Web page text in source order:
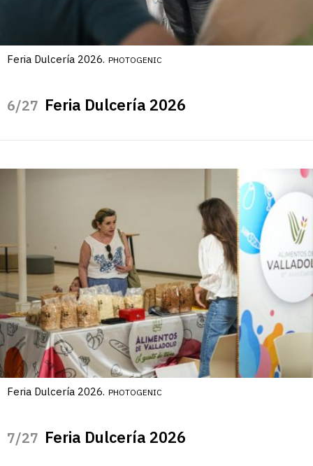
Feria Dulcería 2026. PHOTOGENIC
/27 Feria Dulcería 2026
Feria Dulcería 2026. PHOTOGENIC
/27 Feria Dulcería 2026